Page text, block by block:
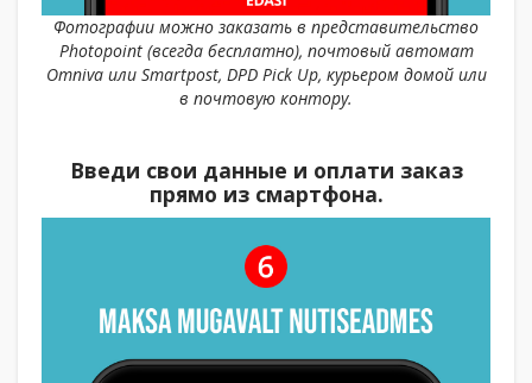
Фотографии можно заказать в представительство
Photopoint (всегда бесплатно), почтовый автомат
Omniva или Smartpost, DPD Pick Up, курьером домой или
в почтовую контору.
Введи свои данные и оплати заказ
прямо из смартфона.